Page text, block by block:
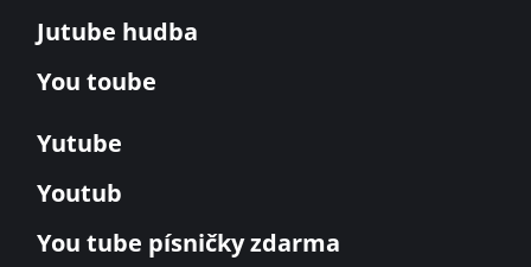
Jutube hudba
You toube
Yutube
Youtub
You tube písničky zdarma